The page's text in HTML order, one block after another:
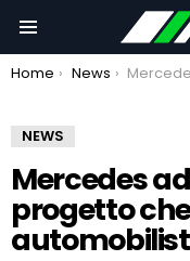
You are here:
Home News Mercedes aderisce a un nuovo progetto
NEWS
Mercedes
progetto